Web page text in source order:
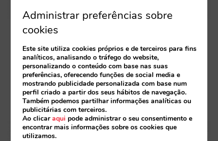
Maior facilidade ao deslocar-se por gráficos e
datas: com os novos acesso diretos (top
markets, diferentes períodos de tempo…) a
informação está mais acessível com um único
clique.
Administrar preferências sobre
cookies
Este site utiliza cookies próprios e de terceiros para fins
analíticos, analisando o tráfego do website,
personalizando o conteúdo com base nas suas
preferências, oferecendo funções de social media e
mostrando publicidade personalizada com base num
perfil criado a partir dos seus hábitos de navegação.
Também podemos partilhar informações analíticas ou
publicitárias com terceiros.
Ao clicaraqui pode administrar o seu consentimento e
encontrar mais informações sobre os cookies que
utilizamos.